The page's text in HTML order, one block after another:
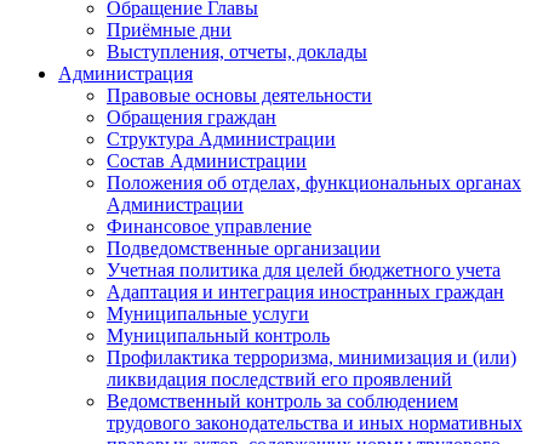
Обращение Главы
Приёмные дни
Выступления, отчеты, доклады
Администрация
Правовые основы деятельности
Обращения граждан
Структура Администрации
Состав Администрации
Положения об отделах, функциональных органах
Администрации
Финансовое управление
Подведомственные организации
Учетная политика для целей бюджетного учета
Адаптация и интеграция иностранных граждан
Муниципальные услуги
Муниципальный контроль
Профилактика терроризма, минимизация и (или)
ликвидация последствий его проявлений
Ведомственный контроль за соблюдением
трудового законодательства и иных нормативных